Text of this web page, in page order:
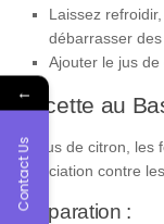
Laissez
débarrasser
Ajouter le jus de
Recette au
Le Jus de citron, les
association contre
Préparation :
←
Contact Us